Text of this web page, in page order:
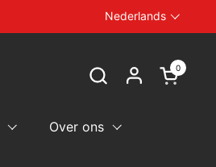
Taal
Nederlands
0
Over ons